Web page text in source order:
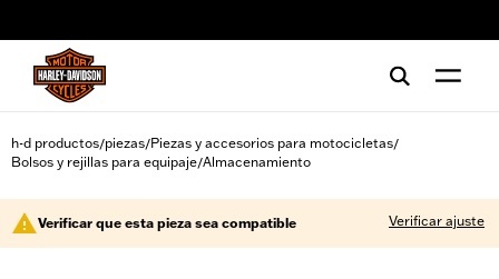
h-d productos/piezas/Piezas y accesorios para motocicletas/
Bolsos y rejillas para equipaje/Almacenamiento
Verificar que esta pieza sea compatible Verificar ajuste